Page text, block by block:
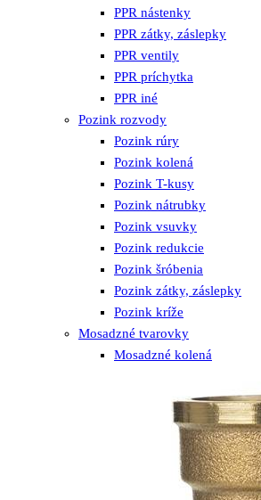
PPR nástenky
PPR zátky, záslepky
PPR ventily
PPR príchytka
PPR iné
Pozink rozvody
Pozink rúry
Pozink kolená
Pozink T-kusy
Pozink nátrubky
Pozink vsuvky
Pozink redukcie
Pozink šróbenia
Pozink zátky, záslepky
Pozink kríže
Mosadzné tvarovky
Mosadzné kolená